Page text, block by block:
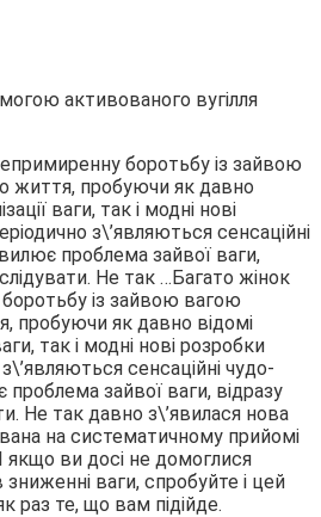
боротьбу із зайвою
життя, пробуючи як давно
ваги, так і модні нові
з\’являються сенсаційні
проблема зайвої ваги,
Не так …Багато жінок
із зайвою вагою
пробуючи як давно відомі
так і модні нові розробки
сенсаційні чудо-
проблема зайвої ваги, відразу
Не так давно з\’явилася нова
на систематичному прийомі
якщо ви досі не домоглися
ваги, спробуйте і цей
раз те, що вам підійде.